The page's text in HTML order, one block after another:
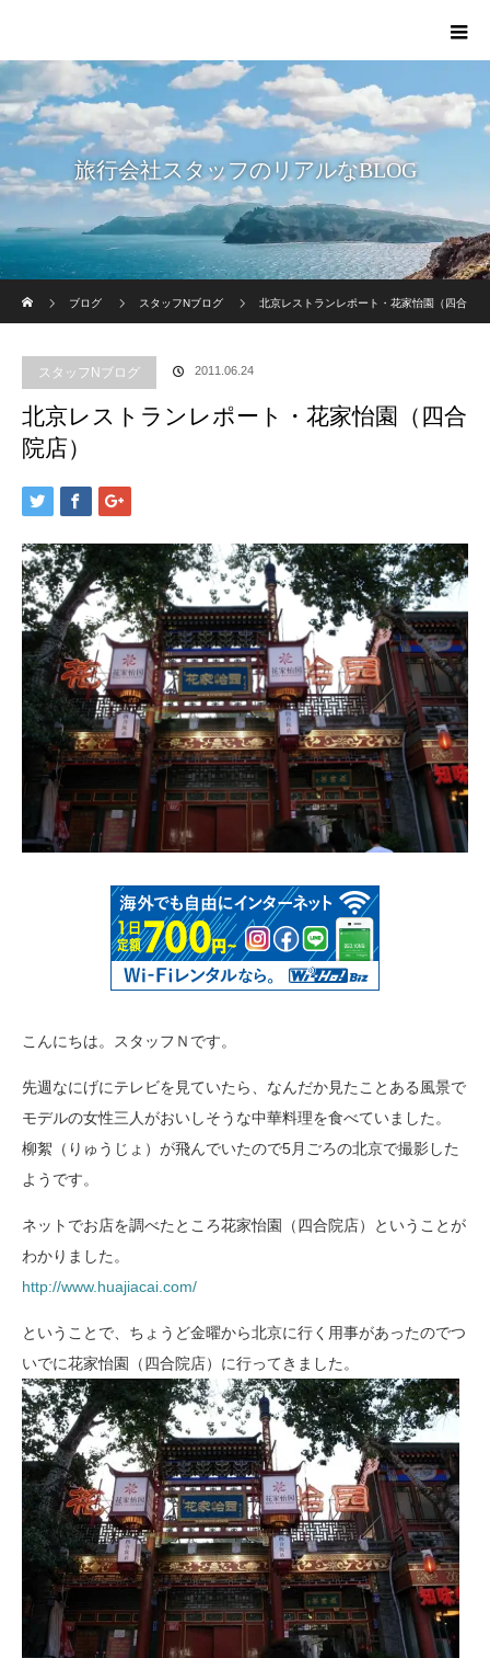
旅行会社スタッフのリアルなBLOG
ブログ
スタッフNブログ 北京レストランレポート・花家怡園（四合
スタッフNブログ 2011.06.24
北京レストランレポート・花家怡園（四合
院店）
こんにちは。スタッフＮです。
先週なにげにテレビを見ていたら、なんだか見たことある風景で
モデルの女性三人がおいしそうな中華料理を食べていました。
柳絮（りゅうじょ）が飛んでいたので5月ごろの北京で撮影した
ようです。
ネットでお店を調べたところ花家怡園（四合院店）ということが
わかりました。
http://www.huajiacai.com/
ということで、ちょうど金曜から北京に行く用事があったのでつ
いでに花家怡園（四合院店）に行ってきました。